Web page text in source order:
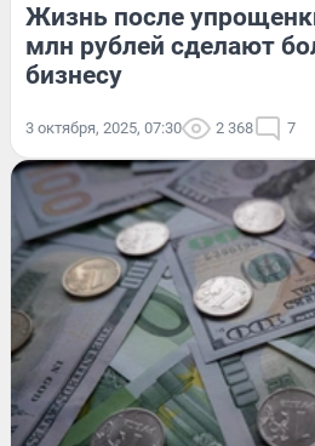
Жизнь после
млн рублей сделают
бизнесу
3 октября, 2025, 07:30 2 368 7